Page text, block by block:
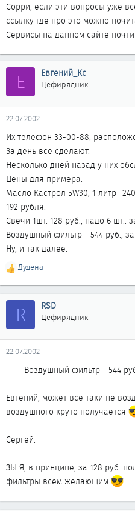
Сорри, если эти вопросы уже
ссылку где про это можно
Сервисы на данном сайте
Е Евгений_Кс
Цефирядник
22.07.2002
Их телефон 33-00-88,
За день все сделают.
Несколько дней назад у них
Цены для примера.
Масло Кастрол 5W30, 1 литр-
192 рубля.
Свечи 1шт. 128 руб., надо 6 шт..
Воздушный фильтр - 544 руб.,
Ну, и так далее.
Р
е
к
и
и
:
Дудена
R RSD
Цефирядник
22.07.2002
-----Воздушный фильтр - 544
Евгений, может всё таки не
воздушного круто получается
Сергей.
ЗЫ Я, в принципе, за 128 руб.
фильтры всем желающим
.